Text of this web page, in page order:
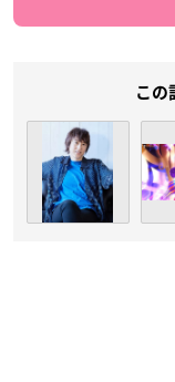
この